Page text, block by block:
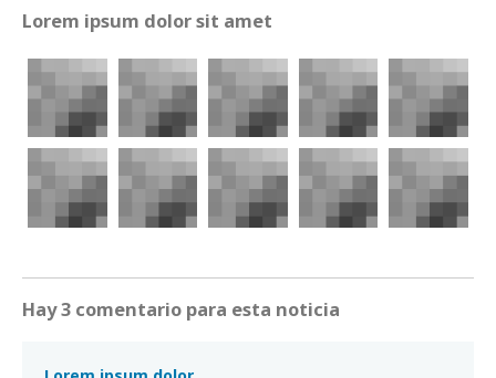
Lorem ipsum dolor sit amet
Hay 3 comentario para esta noticia